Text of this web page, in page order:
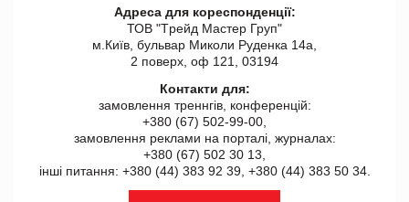
Адреса для кореспонденції:
ТОВ "Tрейд Мастер Груп"
м.Київ, бульвар Миколи Руденка 14а,
2 поверх, оф 121, 03194
Контакти для:
замовлення треннгів, конференцій:
+380 (67) 502-99-00,
замовлення реклами на порталі, журналах:
+380 (67) 502 30 13,
інші питання: +380 (44) 383 92 39, +380 (44) 383 50 34.